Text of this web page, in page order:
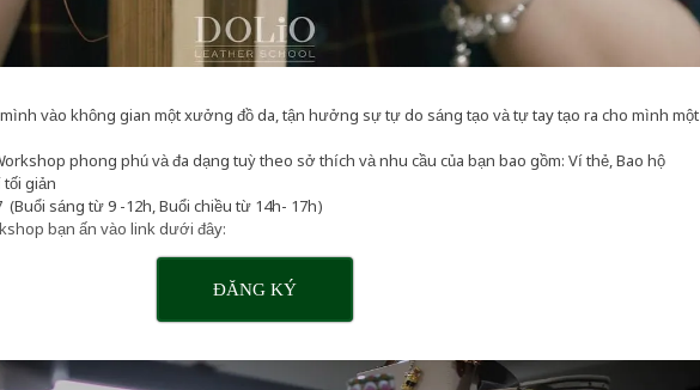
vào không gian một xưởng đồ da, tận hưởng sự tự do sáng tạo và tự tay tạo ra cho mình một
phong phú và đa dạng tuỳ theo sở thích và nhu cầu của bạn bao gồm: Ví thẻ, Bao hộ
tối giản
sáng từ 9 -12h, Buổi chiều từ 14h- 17h)
bạn ấn vào link dưới đây:
ĐĂNG KÝ